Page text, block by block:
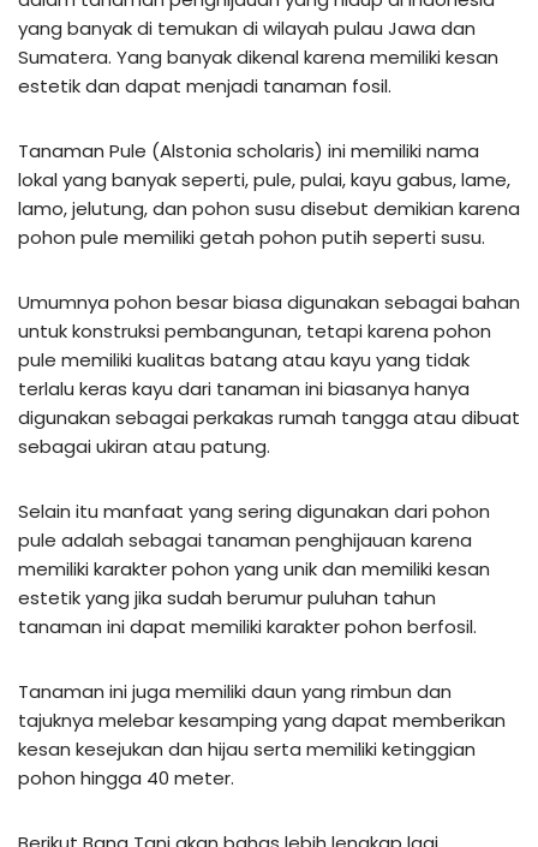
yang banyak di temukan di wilayah pulau Jawa dan
Sumatera. Yang banyak dikenal karena memiliki kesan
estetik dan dapat menjadi tanaman fosil.
Tanaman Pule (Alstonia scholaris) ini memiliki nama
lokal yang banyak seperti, pule, pulai, kayu gabus, lame,
lamo, jelutung, dan pohon susu disebut demikian karena
pohon pule memiliki getah pohon putih seperti susu.
Umumnya pohon besar biasa digunakan sebagai bahan
untuk konstruksi pembangunan, tetapi karena pohon
pule memiliki kualitas batang atau kayu yang tidak
terlalu keras kayu dari tanaman ini biasanya hanya
digunakan sebagai perkakas rumah tangga atau dibuat
sebagai ukiran atau patung.
Selain itu manfaat yang sering digunakan dari pohon
pule adalah sebagai tanaman penghijauan karena
memiliki karakter pohon yang unik dan memiliki kesan
estetik yang jika sudah berumur puluhan tahun
tanaman ini dapat memiliki karakter pohon berfosil.
Tanaman ini juga memiliki daun yang rimbun dan
tajuknya melebar kesamping yang dapat memberikan
kesan kesejukan dan hijau serta memiliki ketinggian
pohon hingga 40 meter.